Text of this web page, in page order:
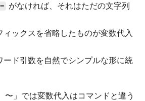
=
がなければ、それはただの文字列
ィックスを省略したものが変数代入
ード引数を自然でシンプルな形に統
〜」では変数代入はコマンドと違う